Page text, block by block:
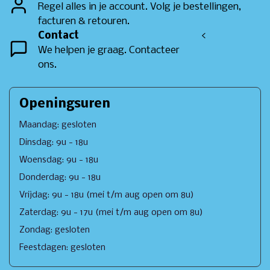
Regel alles in je account. Volg je bestellingen,
facturen & retouren.
Contact
We helpen je graag. Contacteer
ons.
<
Openingsuren
Maandag: gesloten
Dinsdag: 9u - 18u
Woensdag: 9u - 18u
Donderdag: 9u - 18u
Vrijdag: 9u - 18u (mei t/m aug open om 8u)
Zaterdag: 9u - 17u (mei t/m aug open om 8u)
Zondag: gesloten
Feestdagen: gesloten